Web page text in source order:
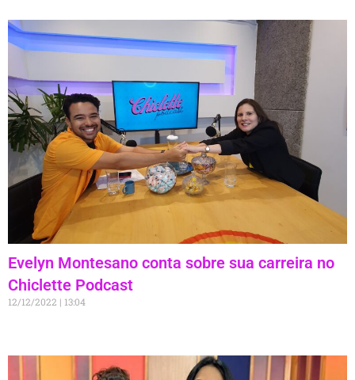
Evelyn Montesano conta sobre sua carreira no
Chiclette Podcast
12/12/2022 13:04